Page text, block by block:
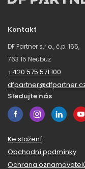
Kontakt
DF Partner s.r.o., č.p. 165,
763 15 Neubuz
+420 575 571 100
Sledujte nás
Ke stažení
Obchodní podmínky
Ochrana